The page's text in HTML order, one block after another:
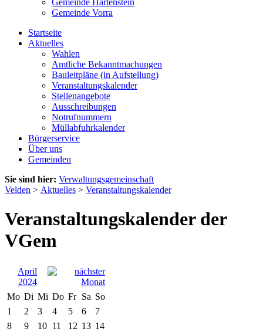
Gemeinde Hartenstein
Gemeinde Vorra
Startseite
Aktuelles
Wahlen
Amtliche Bekanntmachungen
Bauleitpläne (in Aufstellung)
Veranstaltungskalender
Stellenangebote
Ausschreibungen
Notrufnummern
Müllabfuhrkalender
Bürgerservice
Über uns
Gemeinden
Sie sind hier: Verwaltungsgemeinschaft
Velden > Aktuelles > Veranstaltungskalender
Veranstaltungskalender der
VGem
April
2024
Mo Di Mi Do Fr Sa So
1
2 3 4 5 6
7
8
9 10 11 12 13 14